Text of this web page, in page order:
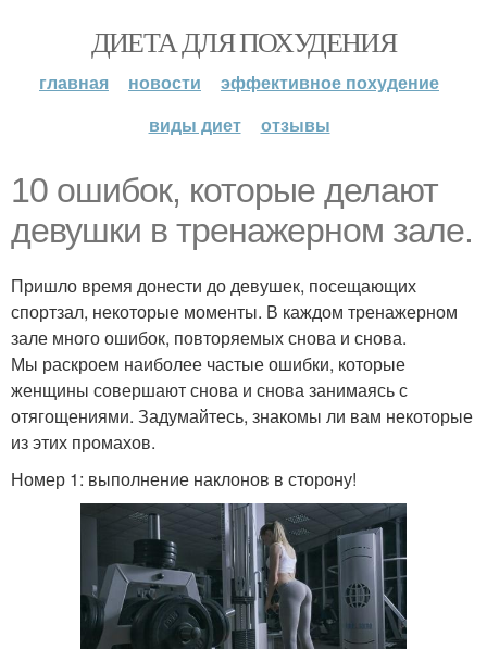
ДИЕТА ДЛЯ ПОХУДЕНИЯ
главная новости
эффективное похудение
виды диет
отзывы
10 ошибок, которые делают
девушки в тренажерном зале.
Пришло время донести до девушек, посещающих
спортзал, некоторые моменты. В каждом тренажерном
зале много ошибок, повторяемых снова и снова.
Мы раскроем наиболее частые ошибки, которые
женщины совершают снова и снова занимаясь с
отягощениями. Задумайтесь, знакомы ли вам некоторые
из этих промахов.
Номер 1: выполнение наклонов в сторону!